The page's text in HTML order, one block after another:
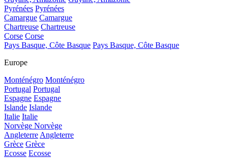
Pyrénées Pyrénées
Camargue Camargue
Chartreuse Chartreuse
Corse Corse
Pays Basque, Côte Basque Pays Basque, Côte Basque
Europe
Monténégro Monténégro
Portugal Portugal
Espagne Espagne
Islande Islande
Italie Italie
Norvège Norvège
Angleterre Angleterre
Grèce Grèce
Ecosse Ecosse